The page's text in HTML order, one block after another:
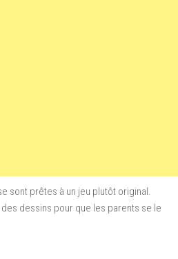
sont prêtes à un jeu plutôt original.
dessins pour que les parents se le